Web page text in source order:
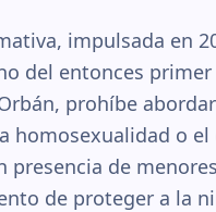
impulsada en
del entonces
prohíbe
homosexualidad o el
presencia de
de proteger a la